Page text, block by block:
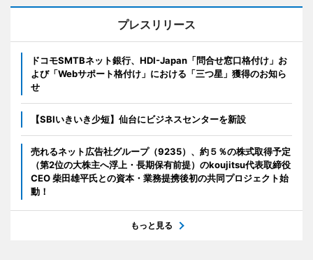
プレスリリース
ドコモSMTBネット銀行、HDI-Japan「問合せ窓口格付け」お
よび「Webサポート格付け」における「三つ星」獲得のお知ら
せ
【SBIいきいき少短】仙台にビジネスセンターを新設
売れるネット広告社グループ（9235）、約５％の株式取得予定
（第2位の大株主へ浮上・長期保有前提）のkoujitsu代表取締役
CEO 柴田雄平氏との資本・業務提携後初の共同プロジェクト始
動！
もっと見る